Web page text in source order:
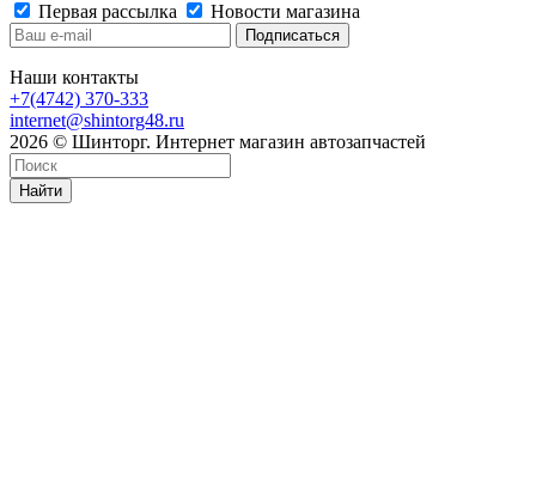
Первая рассылка
Новости магазина
Наши контакты
+7(4742) 370-333
internet@shintorg48.ru
2026 © Шинторг. Интернет магазин автозапчастей
Найти